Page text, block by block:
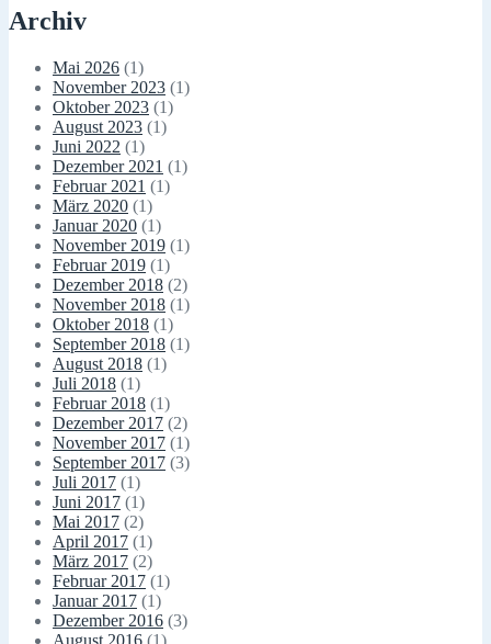
Archiv
Mai 2026 (1)
November 2023 (1)
Oktober 2023 (1)
August 2023 (1)
Juni 2022 (1)
Dezember 2021 (1)
Februar 2021 (1)
März 2020 (1)
Januar 2020 (1)
November 2019 (1)
Februar 2019 (1)
Dezember 2018 (2)
November 2018 (1)
Oktober 2018 (1)
September 2018 (1)
August 2018 (1)
Juli 2018 (1)
Februar 2018 (1)
Dezember 2017 (2)
November 2017 (1)
September 2017 (3)
Juli 2017 (1)
Juni 2017 (1)
Mai 2017 (2)
April 2017 (1)
März 2017 (2)
Februar 2017 (1)
Januar 2017 (1)
Dezember 2016 (3)
August 2016 (1)